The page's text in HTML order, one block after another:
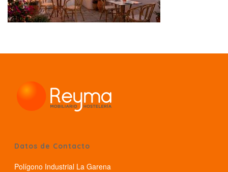
Datos de Contacto
Polígono Industrial La Garena